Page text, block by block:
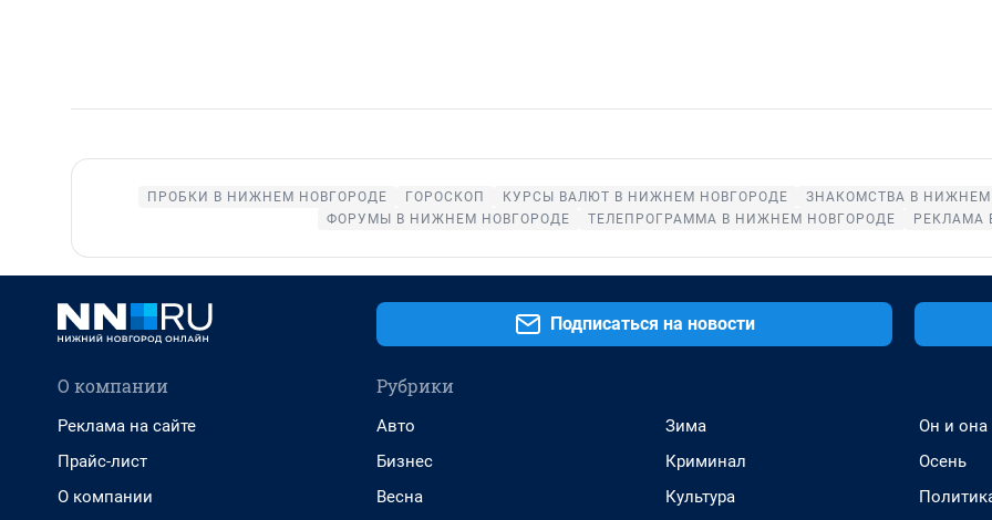
ПРОБКИ В НИЖНЕМ НОВГОРОДЕ ГОРОСКОП КУРСЫ ВАЛЮТ В НИЖНЕМ НОВГОРОДЕ ЗНАКОМСТВА В НИЖНЕМ
ФОРУМЫ В НИЖНЕМ НОВГОРОДЕ
ТЕЛЕПРОГРАММА В НИЖНЕМ НОВГОРОДЕ РЕКЛАМА
Подписаться на новости
О компании
Реклама на сайте
Прайс-лист
О компании
Рубрики
Авто
Бизнес
Весна
Зима
Криминал
Культура
Он и она
Осень